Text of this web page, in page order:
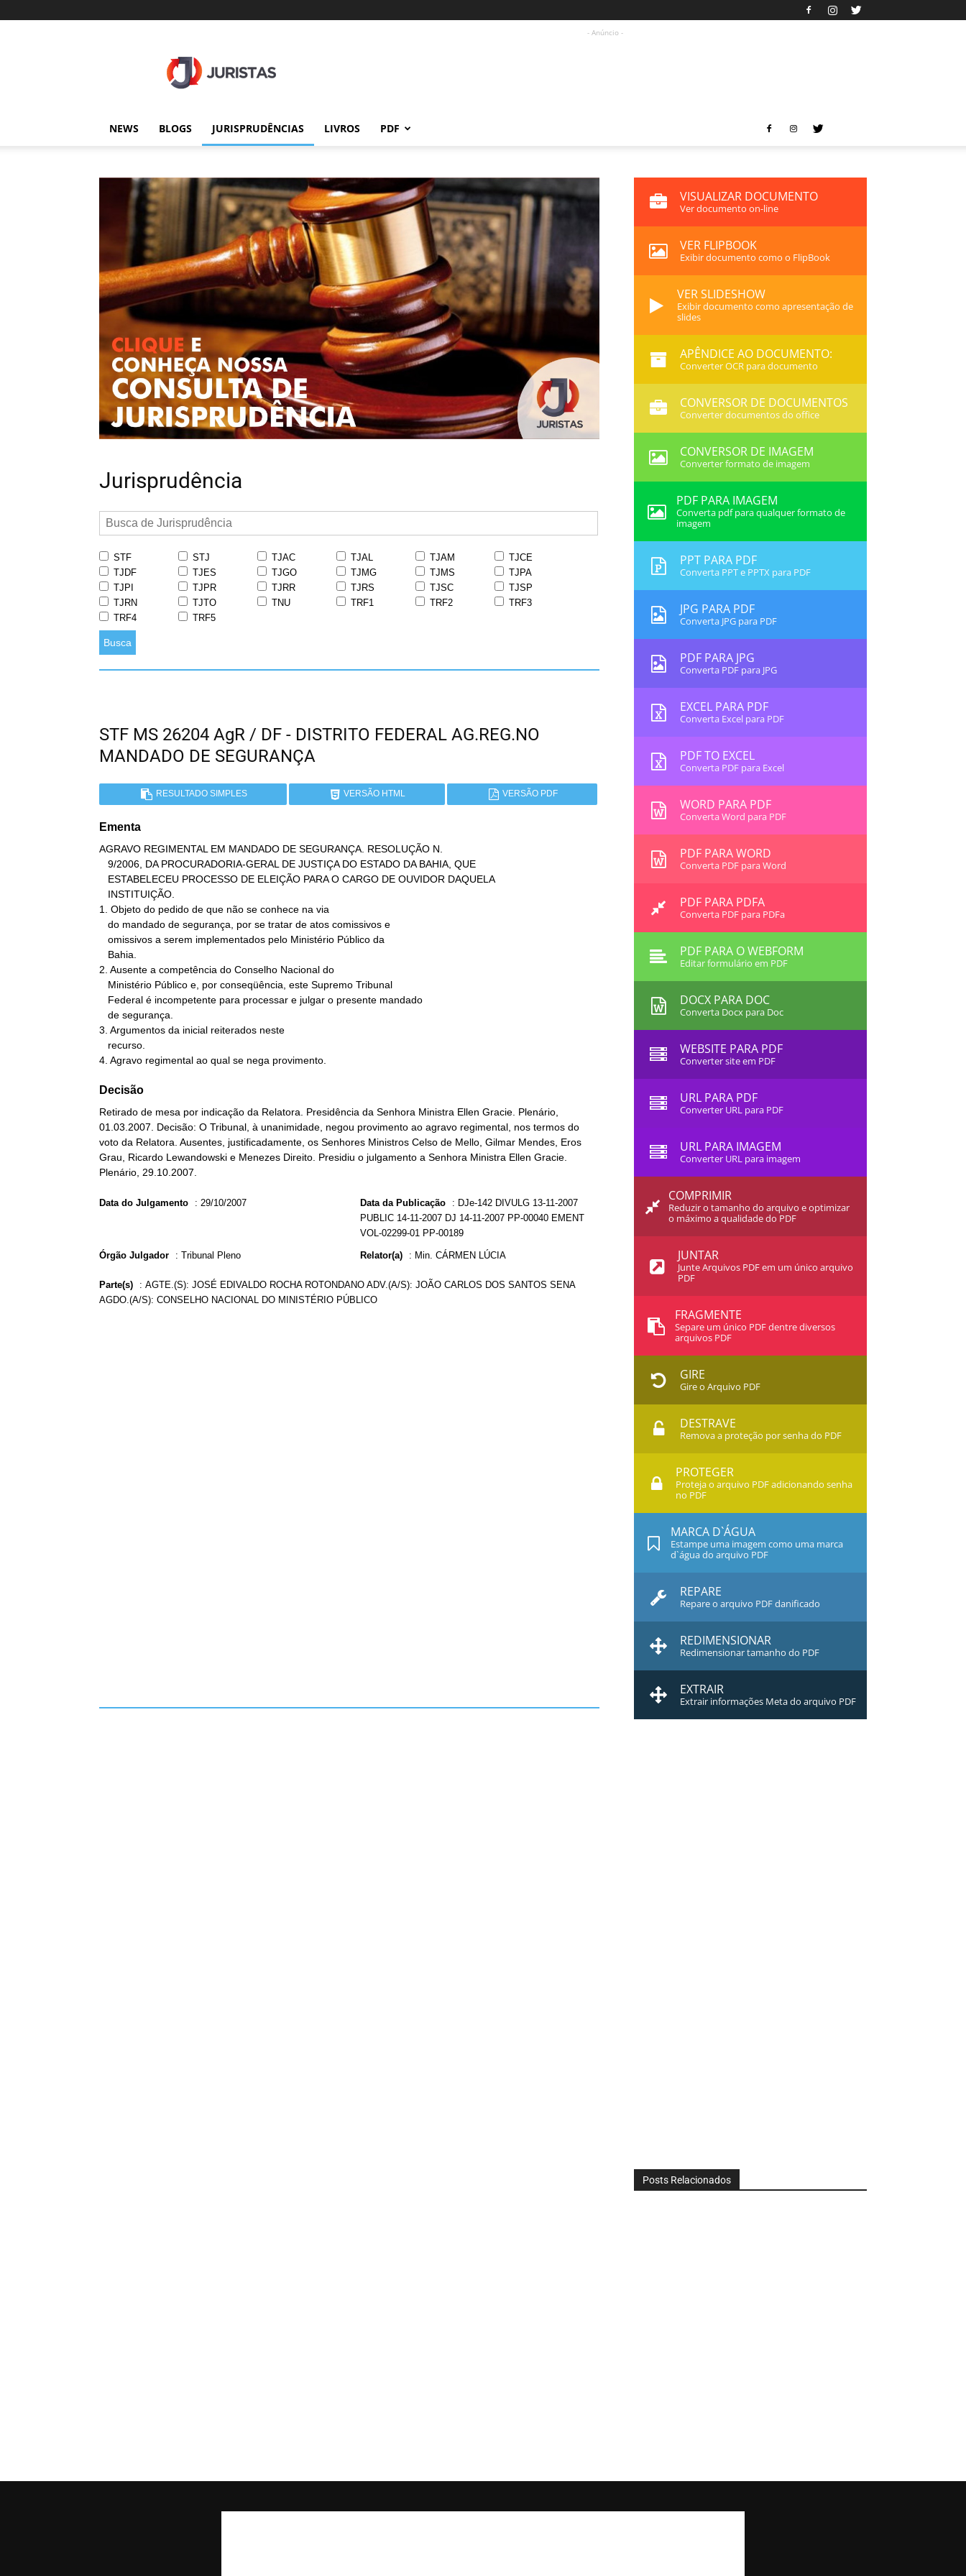
- Anúncio -
NEWS BLOGS JURISPRUDÊNCIAS LIVROS PDF
Jurisprudência
STF STJ TJAC TJAL TJAM
TJCE
TJDF
TJES TJGO TJMG TJMS
TJPA
TJPI
TJPR TJRR TJRS TJSC
TJSP
TJRN
TJTO TNU TRF1 TRF2
TRF3
TRF4
TRF5
Busca
STF MS 26204 AgR / DF - DISTRITO FEDERAL AG.REG.NO
MANDADO DE SEGURANÇA
RESULTADO SIMPLES VERSÃO HTML VERSÃO PDF
Ementa
AGRAVO REGIMENTAL EM MANDADO DE SEGURANÇA. RESOLUÇÃO N.
1. Objeto do pedido de que não se conhece na via
2. Ausente a competência do Conselho Nacional do
3. Argumentos da inicial reiterados neste
4. Agravo regimental ao qual se nega provimento.
Decisão
Retirado de mesa por indicação da Relatora. Presidência da Senhora Ministra Ellen Gracie. Plenário,
01.03.2007. Decisão: O Tribunal, à unanimidade, negou provimento ao agravo regimental, nos termos do
voto da Relatora. Ausentes, justificadamente, os Senhores Ministros Celso de Mello, Gilmar Mendes, Eros
Grau, Ricardo Lewandowski e Menezes Direito. Presidiu o julgamento a Senhora Ministra Ellen Gracie.
Plenário, 29.10.2007.
Data do Julgamento : 29/10/2007 Data da Publicação : DJe-142 DIVULG 13-11-2007
PUBLIC 14-11-2007 DJ 14-11-2007 PP-00040 EMENT
VOL-02299-01 PP-00189
Órgão Julgador : Tribunal Pleno Relator(a) : Min. CÁRMEN LÚCIA
Parte(s) : AGTE.(S): JOSÉ EDIVALDO ROCHA ROTONDANO ADV.(A/S): JOÃO CARLOS DOS SANTOS SENA
AGDO.(A/S): CONSELHO NACIONAL DO MINISTÉRIO PÚBLICO
VISUALIZAR DOCUMENTO
Ver documento on-line
VER FLIPBOOK
Exibir documento como o FlipBook
VER SLIDESHOW
Exibir documento como apresentação de
slides
APÊNDICE AO DOCUMENTO:
Converter OCR para documento
CONVERSOR DE DOCUMENTOS
Converter documentos do office
CONVERSOR DE IMAGEM
Converter formato de imagem
PDF PARA IMAGEM
Converta pdf para qualquer formato de
imagem
PPT PARA PDF
Converta PPT e PPTX para PDF
JPG PARA PDF
Converta JPG para PDF
PDF PARA JPG
Converta PDF para JPG
EXCEL PARA PDF
Converta Excel para PDF
PDF TO EXCEL
Converta PDF para Excel
WORD PARA PDF
Converta Word para PDF
PDF PARA WORD
Converta PDF para Word
PDF PARA PDFA
Converta PDF para PDFa
PDF PARA O WEBFORM
Editar formulário em PDF
DOCX PARA DOC
Converta Docx para Doc
WEBSITE PARA PDF
Converter site em PDF
URL PARA PDF
Converter URL para PDF
URL PARA IMAGEM
Converter URL para imagem
COMPRIMIR
Reduzir o tamanho do arquivo e optimizar
o máximo a qualidade do PDF
JUNTAR
Junte Arquivos PDF em um único arquivo
PDF
FRAGMENTE
Separe um único PDF dentre diversos
arquivos PDF
GIRE
Gire o Arquivo PDF
DESTRAVE
Remova a proteção por senha do PDF
PROTEGER
Proteja o arquivo PDF adicionando senha
no PDF
MARCA D`ÁGUA
Estampe uma imagem como uma marca
d`água do arquivo PDF
REPARE
Repare o arquivo PDF danificado
REDIMENSIONAR
Redimensionar tamanho do PDF
EXTRAIR
Extrair informações Meta do arquivo PDF
Posts Relacionados